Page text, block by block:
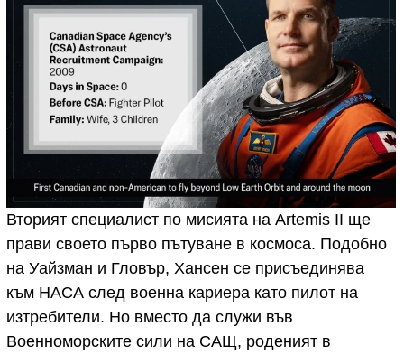
Вторият специалист по мисията на Artemis II ще
прави своето първо пътуване в космоса. Подобно
на Уайзман и Гловър, Хансен се присъединява
към НАСА след военна кариера като пилот на
изтребители. Но вместо да служи във
Военноморските сили на САЩ, роденият в